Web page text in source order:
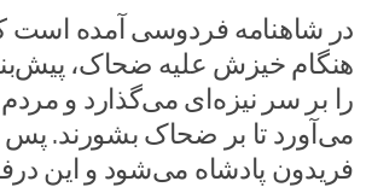
در شاهنامه فردوسی آمده است
هنگام خیزش علیه ضحاک،
را بر سر نیزه‌ای می‌گذارد و
می‌آورد تا بر ضحاک بشورند. پس
فریدون پادشاه می‌شود و این